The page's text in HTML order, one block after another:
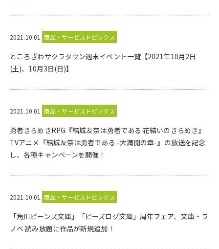
2021.10.01 商品・サービストピックス
ところざわサクラタウン週末イベント一覧【2021年10月2日
(土)、10月3日(日)】
2021.10.01 商品・サービストピックス
勇者きらめきRPG『結城友奈は勇者である 花結いのきらめき』
TVアニメ『結城友奈は勇者である -大満開の章-』の放送を記念
し、各種キャンペーンを開催！
2021.10.01 商品・サービストピックス
「角川ビーンズ文庫」「ビーズログ文庫」周年フェア、文庫・ラ
ノベ 読み放題に作品が新規追加！